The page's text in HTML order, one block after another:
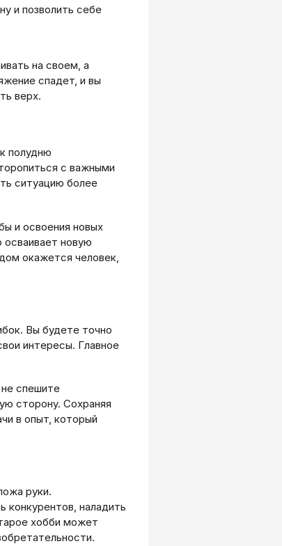
и позволить себе
на своем, а
спадет, и вы
верх.
полудню
с важными
ситуацию более
и освоения новых
осваивает новую
окажется человек,
Вы будете точно
интересы. Главное
спешите
сторону. Сохраняя
в опыт, который
руки.
конкурентов, наладить
хобби может